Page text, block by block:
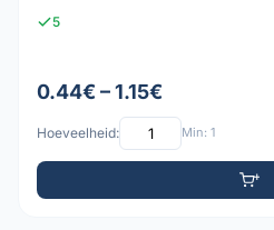
5
0.44€ – 1.15€
Hoeveelheid: Min: 1